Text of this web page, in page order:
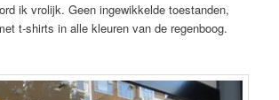
ik vrolijk. Geen ingewikkelde toestanden,
t-shirts in alle kleuren van de regenboog.